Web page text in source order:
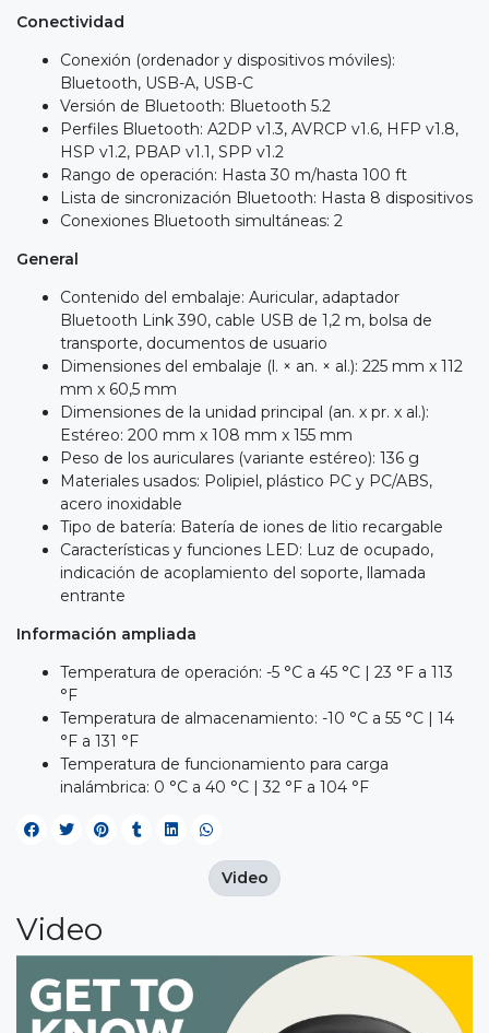
Conectividad
Conexión (ordenador y dispositivos móviles):
Bluetooth, USB-A, USB-C
Versión de Bluetooth: Bluetooth 5.2
Perfiles Bluetooth: A2DP v1.3, AVRCP v1.6, HFP v1.8,
HSP v1.2, PBAP v1.1, SPP v1.2
Rango de operación: Hasta 30 m/hasta 100 ft
Lista de sincronización Bluetooth: Hasta 8 dispositivos
Conexiones Bluetooth simultáneas: 2
General
Contenido del embalaje: Auricular, adaptador
Bluetooth Link 390, cable USB de 1,2 m, bolsa de
transporte, documentos de usuario
Dimensiones del embalaje (l. × an. × al.): 225 mm x 112
mm x 60,5 mm
Dimensiones de la unidad principal (an. x pr. x al.):
Estéreo: 200 mm x 108 mm x 155 mm
Peso de los auriculares (variante estéreo): 136 g
Materiales usados: Polipiel, plástico PC y PC/ABS,
acero inoxidable
Tipo de batería: Batería de iones de litio recargable
Características y funciones LED: Luz de ocupado,
indicación de acoplamiento del soporte, llamada
entrante
Información ampliada
Temperatura de operación: -5 °C a 45 °C | 23 °F a 113
°F
Temperatura de almacenamiento: -10 °C a 55 °C | 14
°F a 131 °F
Temperatura de funcionamiento para carga
inalámbrica: 0 °C a 40 °C | 32 °F a 104 °F
Video
Video